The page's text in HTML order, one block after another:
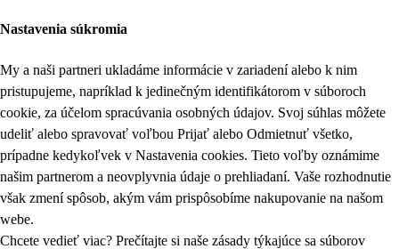
Nastavenia súkromia
My a naši partneri ukladáme informácie v zariadení alebo k nim
pristupujeme, napríklad k jedinečným identifikátorom v súboroch
cookie, za účelom spracúvania osobných údajov. Svoj súhlas môžete
udeliť alebo spravovať voľbou Prijať alebo Odmietnuť všetko,
prípadne kedykoľvek v Nastavenia cookies. Tieto voľby oznámime
našim partnerom a neovplyvnia údaje o prehliadaní. Vaše rozhodnutie
však zmení spôsob, akým vám prispôsobíme nakupovanie na našom
webe.
Chcete vedieť viac? Prečítajte si naše zásady týkajúce sa súborov